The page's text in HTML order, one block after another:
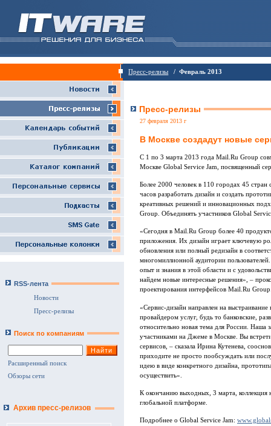
Пресс-релизы / Февраль 2013
RSS-лента
Новости
Пресс-релизы
Поиск по компаниям
Расширенный поиск
Обзоры сети
Архив пресс-релизов
Пресс-релизы
27 февраля 2013 г
В Москве создадут новые
С 1 по 3 марта 2013 года Mail.Ru Group
Москве Global Service Jam, посвященный
Более 2000 человек в 110 городах 45 стран
часов разработать дизайн и создать
креативных решений и инновационных
Group. Объединять участников Global
«Сегодня в Mail.Ru Group более 40
приложения. Их дизайн играет ключевую
обновления или полный редизайн в
многомиллионной аудитории
опыт и знания в этой области и с
найдем новые интересные решения», –
проектирования интерфейсов Mail.Ru
«Сервис-дизайн направлен на
провайдером услуг, будь то банковские,
относительно новая тема для России.
участниками на Джеме в Москве. Вы
сервисов, – сказала Ирина Кутенева,
приходите не просто пообсуждать или
идею в виде конкретного дизайна,
осуществить».
К окончанию выходных, 3 марта, коллекция
глобальной платформе.
Подробнее о Global Service Jam: